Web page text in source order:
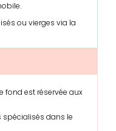
ou vierges via la
fond est réservée aux
spécialisés dans le